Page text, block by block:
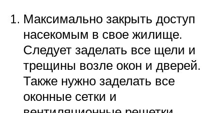
Максимально закрыть доступ
насекомым в свое жилище.
Следует заделать все щели и
трещины возле окон и дверей.
Также нужно заделать все
оконные сетки и